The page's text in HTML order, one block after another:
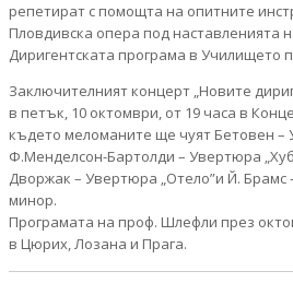
репетират с помощта на опитните
Пловдивска опера под наставленията
Диригентската програма в Училището
Заключителният концерт „Новите
в петък, 10 октомври, от 19 часа в
където меломаните ще чуят Бетовен –
Ф.Менделсон-Бартолди – Увертюра
Дворжак – Увертюра „Отело”и Й.
минор.
Програмата на проф. Шлефли през
в Цюрих, Лозана и Прага.